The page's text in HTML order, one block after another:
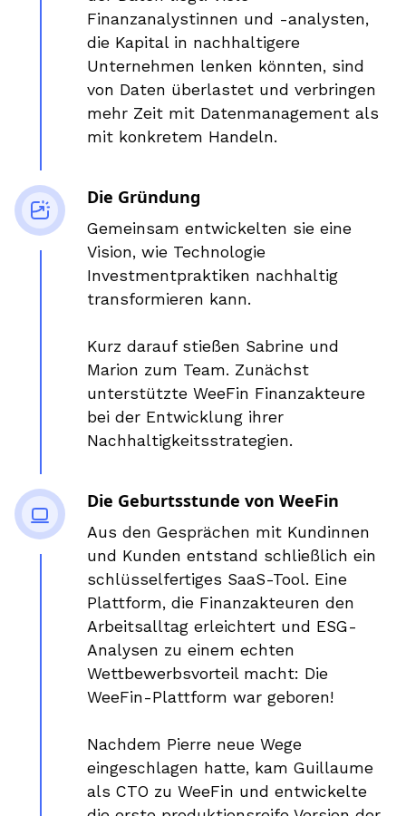
Finanzanalystinnen und -analysten,
die Kapital in nachhaltigere
Unternehmen lenken könnten, sind
von Daten überlastet und verbringen
mehr Zeit mit Datenmanagement als
mit konkretem Handeln.
Die Gründung
Gemeinsam entwickelten sie eine
Vision, wie Technologie
Investmentpraktiken nachhaltig
transformieren kann.
Kurz darauf stießen Sabrine und
Marion zum Team. Zunächst
unterstützte WeeFin Finanzakteure
bei der Entwicklung ihrer
Nachhaltigkeitsstrategien.
Die Geburtsstunde von WeeFin
Aus den Gesprächen mit Kundinnen
und Kunden entstand schließlich ein
schlüsselfertiges SaaS-Tool. Eine
Plattform, die Finanzakteuren den
Arbeitsalltag erleichtert und ESG-
Analysen zu einem echten
Wettbewerbsvorteil macht: Die
WeeFin-Plattform war geboren!
Nachdem Pierre neue Wege
eingeschlagen hatte, kam Guillaume
als CTO zu WeeFin und entwickelte